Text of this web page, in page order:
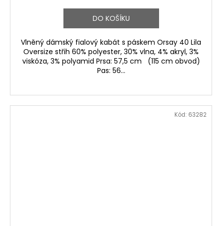
DO KOŠÍKU
Vlněný dámský fialový kabát s páskem Orsay 40 Lila
Oversize střih 60% polyester, 30% vlna, 4% akryl, 3%
viskóza, 3% polyamid Prsa: 57,5 cm (115 cm obvod)
Pas: 56...
Kód: 63282